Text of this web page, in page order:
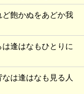
ど飽かぬをあどか我
は逢はなもひとりに
は逢はなも見る人